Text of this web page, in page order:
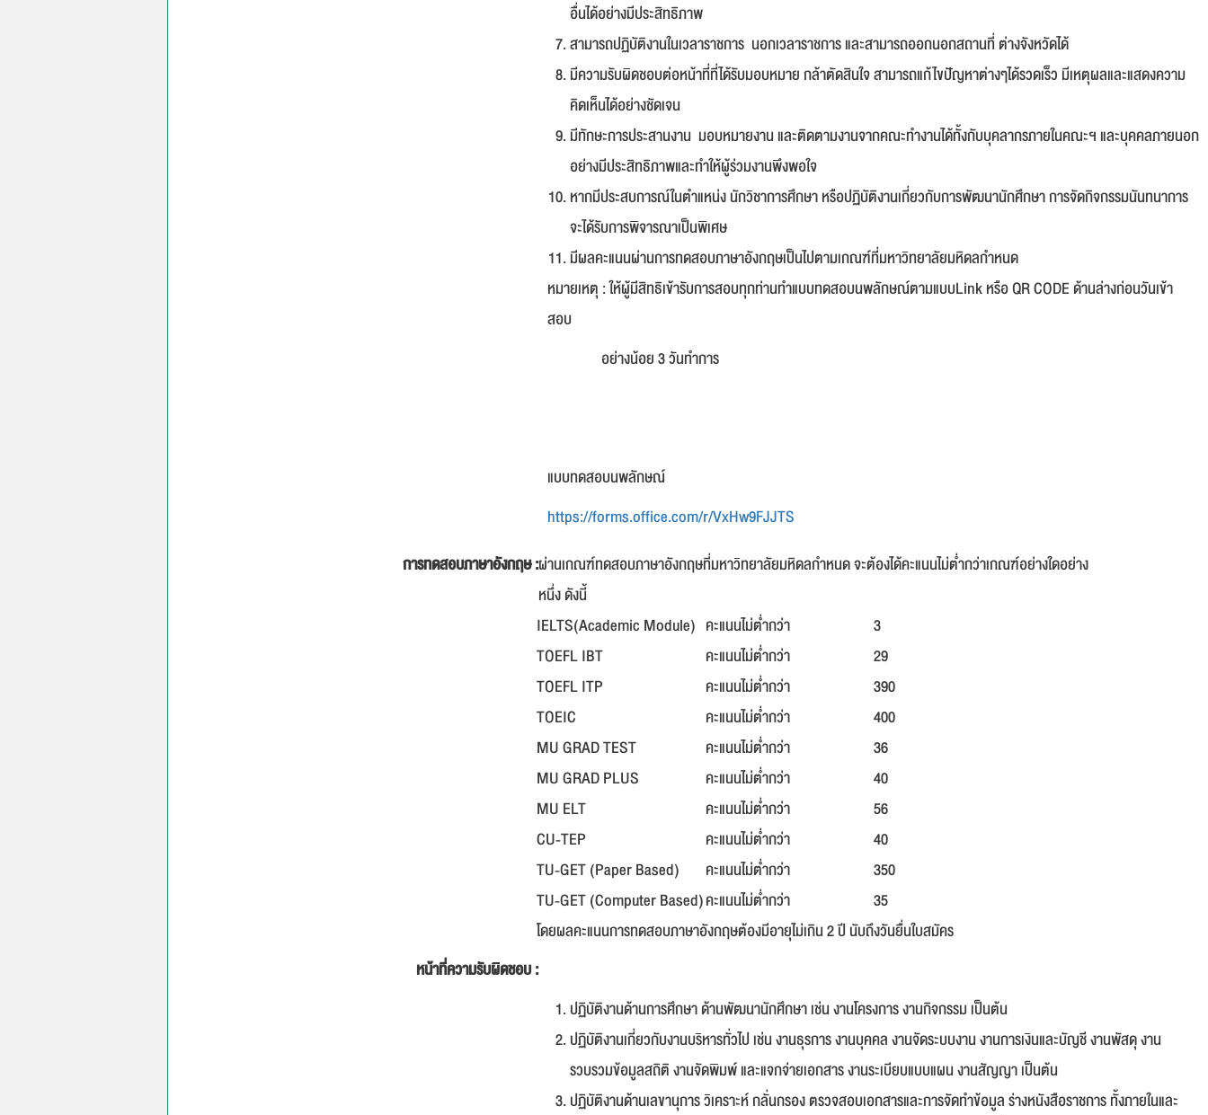
อื่นได้อย่างมีประสิทธิภาพ
สามารถปฏิบัติงานในเวลาราชการ นอกเวลาราชการ และสามารถออกนอกสถานที่ ต่างจังหวัดได้
มีความรับผิดชอบต่อหน้าที่ที่ได้รับมอบหมาย กล้าตัดสินใจ สามารถแก้ไขปัญหาต่างๆได้รวดเร็ว มีเหตุผลและแสดงความ
คิดเห็นได้อย่างชัดเจน
มีทักษะการประสานงาน มอบหมายงาน และติดตามงานจากคณะทำงานได้ทั้งกับบุคลากรภายในคณะฯ และบุคคลภายนอก
อย่างมีประสิทธิภาพและทำให้ผู้ร่วมงานพึงพอใจ
หากมีประสบการณ์ในตำแหน่ง นักวิชาการศึกษา หรือปฏิบัติงานเกี่ยวกับการพัฒนานักศึกษา การจัดกิจกรรมนันทนาการ
จะได้รับการพิจารณาเป็นพิเศษ
มีผลคะแนนผ่านการทดสอบภาษาอังกฤษเป็นไปตามเกณฑ์ที่มหาวิทยาลัยมหิดลกำหนด
หมายเหตุ : ให้ผู้มีสิทธิเข้ารับการสอบทุกท่านทำแบบทดสอบนพลักษณ์ตามแบบLink หรือ QR CODE ด้านล่างก่อนวันเข้า
สอบ
อย่างน้อย 3 วันทำการ
แบบทดสอบนพลักษณ์
https://forms.office.com/r/VxHw9FJJTS
การทดสอบภาษาอังกฤษ :ผ่านเกณฑ์ทดสอบภาษาอังกฤษที่มหาวิทยาลัยมหิดลกำหนด จะต้องได้คะแนนไม่ต่ำกว่าเกณฑ์อย่างใดอย่าง
หนึ่ง ดังนี้
IELTS(Academic Module) คะแนนไม่ต่ำกว่า
3
TOEFL IBT
คะแนนไม่ต่ำกว่า
29
TOEFL ITP
คะแนนไม่ต่ำกว่า
390
TOEIC
คะแนนไม่ต่ำกว่า
400
MU GRAD TEST
คะแนนไม่ต่ำกว่า
36
MU GRAD PLUS
คะแนนไม่ต่ำกว่า
40
MU ELT
คะแนนไม่ต่ำกว่า
56
CU-TEP
คะแนนไม่ต่ำกว่า
40
TU-GET (Paper Based)
คะแนนไม่ต่ำกว่า
350
TU-GET (Computer Based)คะแนนไม่ต่ำกว่า
35
โดยผลคะแนนการทดสอบภาษาอังกฤษต้องมีอายุไม่เกิน 2 ปี นับถึงวันยื่นใบสมัคร
หน้าที่ความรับผิดชอบ :
ปฏิบัติงานด้านการศึกษา ด้านพัฒนานักศึกษา เช่น งานโครงการ งานกิจกรรม เป็นต้น
ปฏิบัติงานเกี่ยวกับงานบริหารทั่วไป เช่น งานธุรการ งานบุคคล งานจัดระบบงาน งานการเงินและบัญชี งานพัสดุ งาน
รวบรวมข้อมูลสถิติ งานจัดพิมพ์ และแจกจ่ายเอกสาร งานระเบียบแบบแผน งานสัญญา เป็นต้น
ปฏิบัติงานด้านเลขานุการ วิเคราะห์ กลั่นกรอง ตรวจสอบเอกสารและการจัดทำข้อมูล ร่างหนังสือราชการ ทั้งภายในและ